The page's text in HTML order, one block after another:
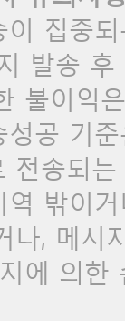
이 집중
발송
불이익
공 기
전송되
역 밖이
나, 메시
에 의한